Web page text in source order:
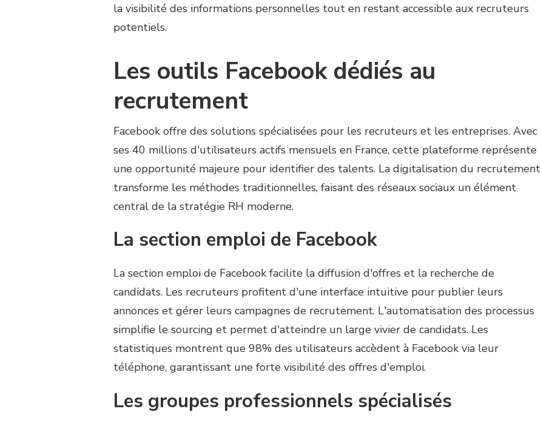
la visibilité des informations personnelles tout en restant accessible aux recruteurs
potentiels.
Les outils Facebook dédiés au
recrutement
Facebook offre des solutions spécialisées pour les recruteurs et les entreprises. Avec
ses 40 millions d'utilisateurs actifs mensuels en France, cette plateforme représente
une opportunité majeure pour identifier des talents. La digitalisation du recrutement
transforme les méthodes traditionnelles, faisant des réseaux sociaux un élément
central de la stratégie RH moderne.
La section emploi de Facebook
La section emploi de Facebook facilite la diffusion d'offres et la recherche de
candidats. Les recruteurs profitent d'une interface intuitive pour publier leurs
annonces et gérer leurs campagnes de recrutement. L'automatisation des processus
simplifie le sourcing et permet d'atteindre un large vivier de candidats. Les
statistiques montrent que 98% des utilisateurs accèdent à Facebook via leur
téléphone, garantissant une forte visibilité des offres d'emploi.
Les groupes professionnels spécialisés